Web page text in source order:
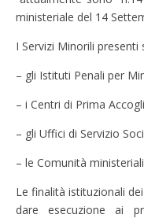
ministeriale del 14
I Servizi Minorili
– gli Istituti Penali per
– i Centri di Prima
– gli Uffici di Servizio
– le Comunità
Le finalità istituzionali
dare esecuzione ai